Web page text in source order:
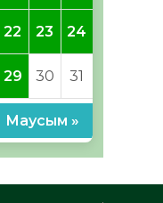
22 23 24
29 30 31
Маусым »